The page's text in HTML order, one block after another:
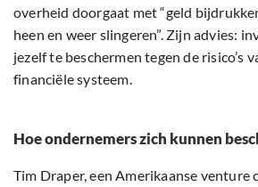
overheid doorgaat met “geld
heen en weer slingeren”. Zijn advies:
jezelf te beschermen tegen de risico’s
financiële systeem.
Hoe ondernemers zich kunnen
Tim Draper, een Amerikaanse venture